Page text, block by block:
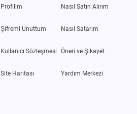
Profilim
Şifremi Unuttum
Kullanıcı Sözleşmesi
Site Haritası
Nasıl Satın Alırım
Nasıl Satarım
Öneri ve Şikayet
Yardım Merkezi